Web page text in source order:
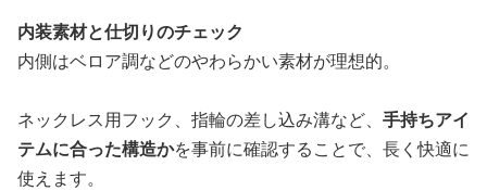
内装素材と仕切りのチェック
内側はベロア調などのやわらかい素材が理想的。
ネックレス用フック、指輪の差し込み溝など、 手持ちアイ
テムに合った構造かを事前に確認することで、長く快適に
使えます。